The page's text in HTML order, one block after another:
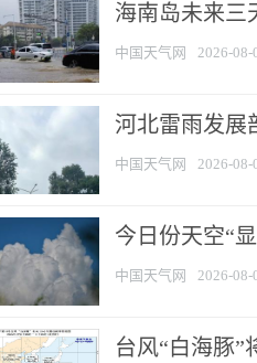
海南岛未来三
中国天气网 2026-08-
河北雷雨发展
中国天气网 2026-08-
今日份天空“
中国天气网 2026-08-
台风“白海豚”